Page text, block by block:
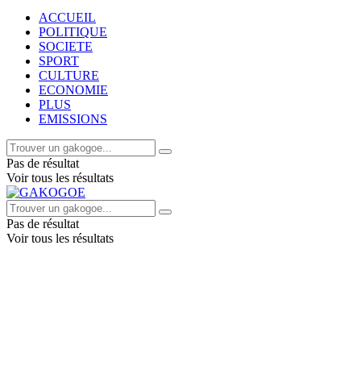
ACCUEIL
POLITIQUE
SOCIETE
SPORT
CULTURE
ECONOMIE
PLUS
EMISSIONS
Pas de résultat
Voir tous les résultats
Pas de résultat
Voir tous les résultats